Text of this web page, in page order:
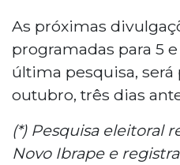
As próximas
programadas para 5
última pesquisa,
outubro, três dias
(*) Pesquisa eleitoral
Novo Ibrape e